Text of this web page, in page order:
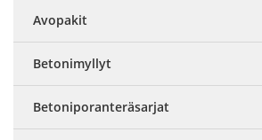
Avopakit
Betonimyllyt
Betoniporanteräsarjat